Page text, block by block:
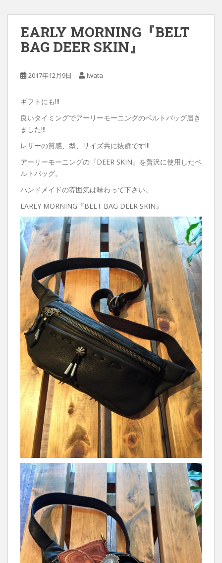
EARLY MORNING『BELT
BAG DEER SKIN』
2017年12月9日 Iwata
ギフトにも!!!
良いタイミングでアーリーモーニングのベルトバッグ届き
ました!!!
レザーの質感、型、サイズ共に抜群です!!!
アーリーモーニングの『DEER SKIN』を贅沢に使用したベ
ルトバッグ。
ハンドメイドの雰囲気は味わって下さい。
EARLY MORNING『BELT BAG DEER SKIN』